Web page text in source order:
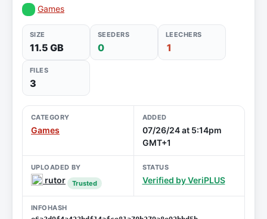
Games
SIZE
11.5 GB
SEEDERS
0
LEECHERS
1
FILES
3
CATEGORY
Games
ADDED
07/26/24 at 5:14pm
GMT+1
UPLOADED BY
rutor Trusted
STATUS
Verified by VeriPLUS
INFOHASH